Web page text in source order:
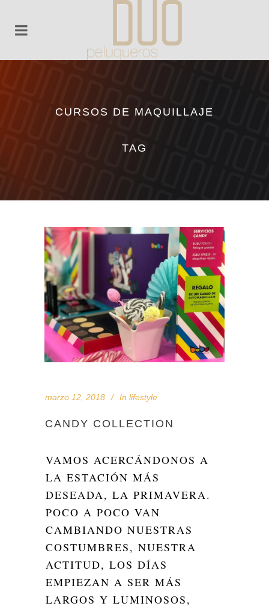
CURSOS DE MAQUILLAJE
TAG
marzo 12, 2018 In lifestyle
CANDY COLLECTION
VAMOS ACERCÁNDONOS A
LA ESTACIÓN MÁS
DESEADA, LA PRIMAVERA.
POCO A POCO VAN
CAMBIANDO NUESTRAS
COSTUMBRES, NUESTRA
ACTITUD, LOS DÍAS
EMPIEZAN A SER MÁS
LARGOS Y LUMINOSOS,